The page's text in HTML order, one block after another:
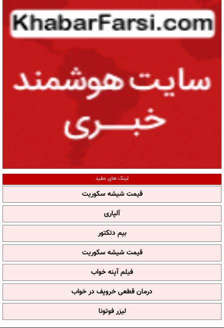
لینک های مفید
قیمت شیشه سکوریت
آلپاری
بیم دتکتور
قیمت شیشه سکوریت
فیلم آپنه خواب
درمان قطعی خروپف در خواب
لیزر فوتونا